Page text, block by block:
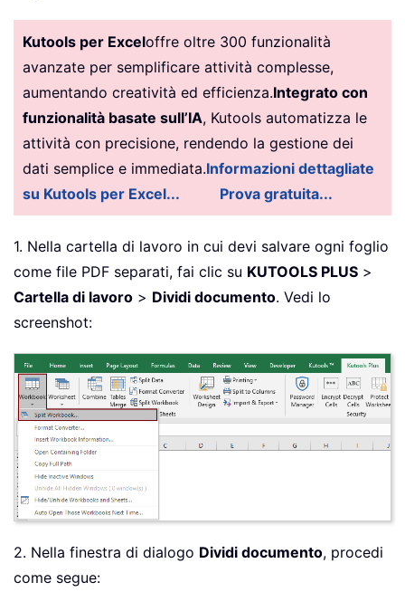
Kutools per Exceloffre oltre 300 funzionalità
avanzate per semplificare attività complesse,
aumentando creatività ed efficienza.Integrato con
funzionalità basate sull’IA, Kutools automatizza le
attività con precisione, rendendo la gestione dei
dati semplice e immediata.Informazioni dettagliate
su Kutools per Excel...
Prova gratuita...
1. Nella cartella di lavoro in cui devi salvare ogni foglio
come file PDF separati, fai clic su KUTOOLS PLUS >
Cartella di lavoro > Dividi documento. Vedi lo
screenshot:
2. Nella finestra di dialogo Dividi documento, procedi
come segue: